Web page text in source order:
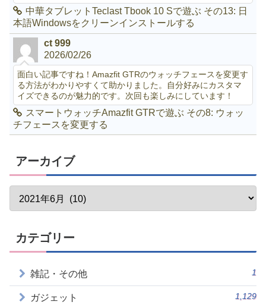
中華タブレットTeclast Tbook 10 Sで遊ぶ その13: 日
本語Windowsをクリーンインストールする
ct 999
2026/02/26
面白い記事ですね！Amazfit GTRのウォッチフェースを変更す
る方法がわかりやすくて助かりました。自分好みにカスタマ
イズできるのが魅力的です。次回も楽しみにしています！
スマートウォッチAmazfit GTRで遊ぶ その8: ウォッ
チフェースを変更する
アーカイブ
カテゴリー
雑記・その他 1
ガジェット 1,129